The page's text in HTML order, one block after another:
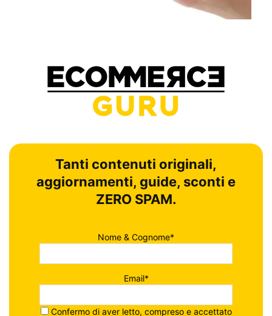
Tanti contenuti originali,
aggiornamenti, guide, sconti e
ZERO SPAM.
Nome & Cognome*
Email*
Confermo di aver letto, compreso e accettato